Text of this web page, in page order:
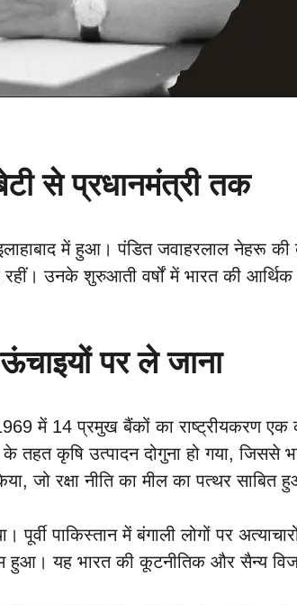
से प्रधानमंत्री तक
में हुआ। पंडित जवाहरलाल नेहरू की
उनके शुरुआती वर्षों में भारत की
पर ले जाना
में 14 प्रमुख बैंकों का राष्ट्रीयकरण एक
तहत कृषि उत्पादन दोगुना हो गया, जिससे
जो रक्षा नीति का मील का पत्थर साबित
पाकिस्तान में बंगाली लोगों पर
हुआ। यह भारत की कूटनीतिक और सैन्य